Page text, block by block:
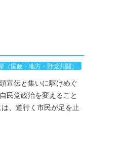
（国政・地方・野党共闘）
宣伝と集いに駆けめぐ
民党政治を変えること
、道行く市民が足を止